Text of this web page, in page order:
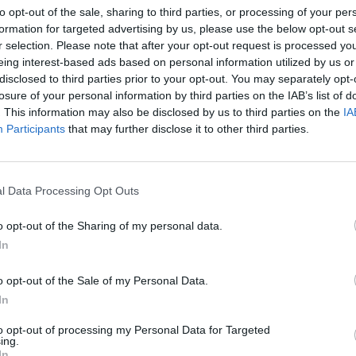
opt-out of the sale, sharing to third parties, or processing of your
for targeted advertising by us, please use the below opt-out
selection. Please note that after your opt-out request is processed
interest-based ads based on personal information utilized by us
to third parties prior to your opt-out. You may separately
of your personal information by third parties on the IAB’s list of
This information may also be disclosed by us to third parties on the
Participants that may further disclose it to other third parties.
Data Processing Opt Outs
opt-out of the Sharing of my personal data.
opt-out of the Sale of my Personal Data.
opt-out of processing my Personal Data for Targeted
Ayuntamiento de Madrid y deberá validarse a nivel
ocupará el MID abarcarán 850.000 metros
es cambiarle la calificaciónde uso deportivo a
avanzaEl País.
construirá un ‘hub’ de innovación en su ciudad deportiva
Madrid,Isabel Díaz Ayuso, aseguró que “gracias a
José Luis Martínez-Almeida
ciudad tecnológica “tendremosuno de los grandes